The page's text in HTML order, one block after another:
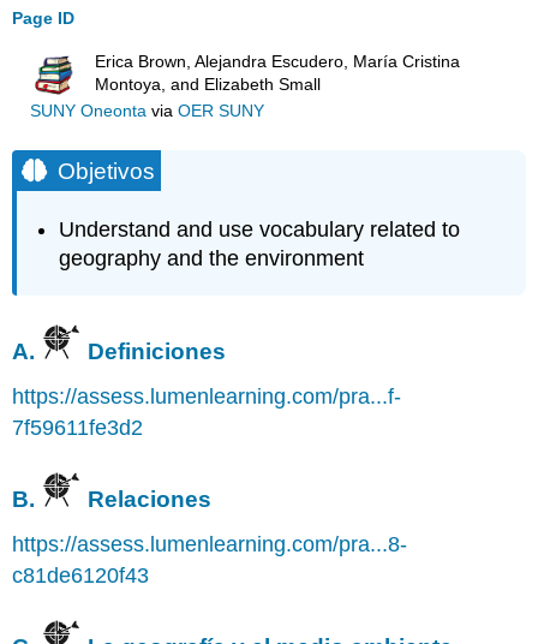
Page ID
Erica Brown, Alejandra Escudero, María Cristina
Montoya, and Elizabeth Small
SUNY Oneontavia OER SUNY
Objetivos
Understand and use vocabulary related to
geography and the environment
A. Definiciones
https://assess.lumenlearning.com/pra...f-
7f59611fe3d2
B. Relaciones
https://assess.lumenlearning.com/pra...8-
c81de6120f43